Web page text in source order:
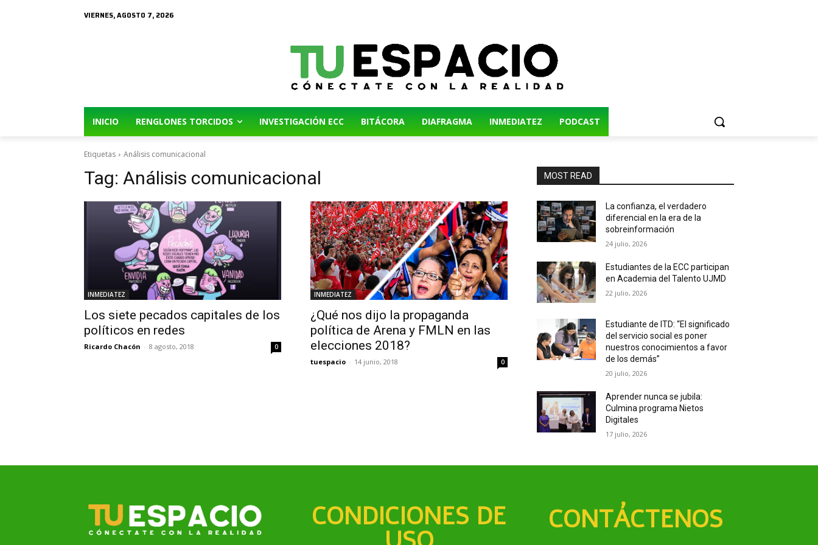
VIERNES, AGOSTO 7, 2026
INICIO RENGLONES TORCIDOS INVESTIGACIÓN ECC BITÁCORA DIAFRAGMA INMEDIATEZ PODCAST
Etiquetas Análisis comunicacional
Tag: Análisis comunicacional
INMEDIATEZ
Los siete pecados capitales de los
políticos en redes
Ricardo Chacón - 8 agosto, 2018 0
INMEDIATEZ
¿Qué nos dijo la propaganda
política de Arena y FMLN en las
elecciones 2018?
tuespacio - 14 junio, 2018 0
MOST READ
La confianza, el verdadero
diferencial en la era de la
sobreinformación
24 julio, 2026
Estudiantes de la ECC participan
en Academia del Talento UJMD
22 julio, 2026
Estudiante de ITD: “El significado
del servicio social es poner
nuestros conocimientos a favor
de los demás”
20 julio, 2026
Aprender nunca se jubila:
Culmina programa Nietos
Digitales
17 julio, 2026
CONDICIONES DE CONTÁCTENOS